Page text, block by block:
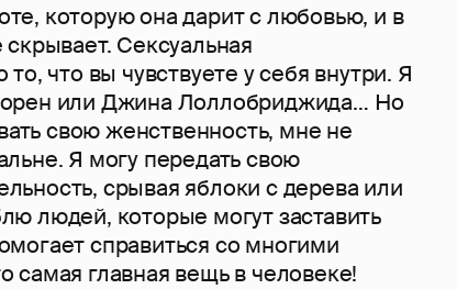
которую она дарит с любовью, и в
Сексуальная
то, что вы чувствуете у себя внутри. Я
или Джина Лоллобриджида… Но
свою женственность, мне не
Я могу передать свою
срывая яблоки с дерева или
людей, которые могут заставить
справиться со многими
самая главная вещь в человеке!